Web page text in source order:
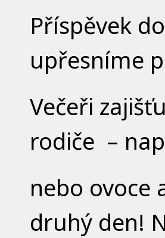
Příspěvek
upřesníme
Večeři
rodiče –
nebo ovoce
druhý den!